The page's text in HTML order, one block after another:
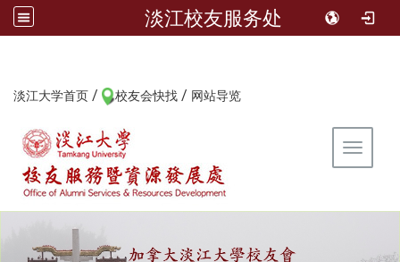
淡江校友服务处
淡江大学首页 / 校友会快找 / 网站导览
Toggle